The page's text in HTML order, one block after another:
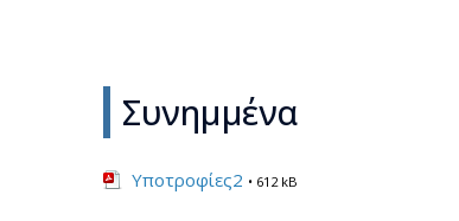
Συνημμένα
Υποτροφίες2 • 612 kB